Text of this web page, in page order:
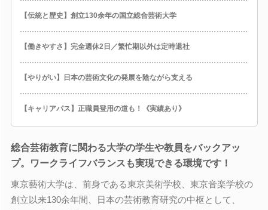
【伝統と歴史】創立130余年の国立総合芸術大学
【働きやすさ】完全週休2日／繁忙期以外は定時退社
【やりがい】日本の芸術文化の発展を陰ながら支える
【キャリアパス】正職員登用の道も！《実績あり》
総合芸術教育に関わる大学の学生や教員をバックアッ
プ。ワークライフバランスも実現できる環境です！
東京藝術大学は、前身である東京美術学校、東京音楽学校の
創立以来130余年間、日本の芸術教育研究の中枢として、